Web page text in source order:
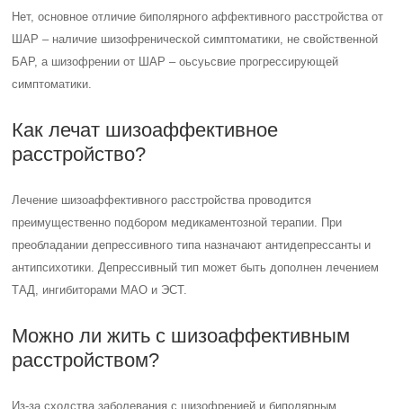
Нет, основное отличие биполярного аффективного расстройства от
ШАР – наличие шизофренической симптоматики, не свойственной
БАР, а шизофрении от ШАР – оьсуьсвие прогрессирующей
симптоматики.
Как лечат шизоаффективное
расстройство?
Лечение шизоаффективного расстройства проводится
преимущественно подбором медикаментозной терапии. При
преобладании депрессивного типа назначают антидепрессанты и
антипсихотики. Депрессивный тип может быть дополнен лечением
ТАД, ингибиторами МАО и ЭСТ.
Можно ли жить с шизоаффективным
расстройством?
Из-за сходства заболевания с шизофренией и биполярным